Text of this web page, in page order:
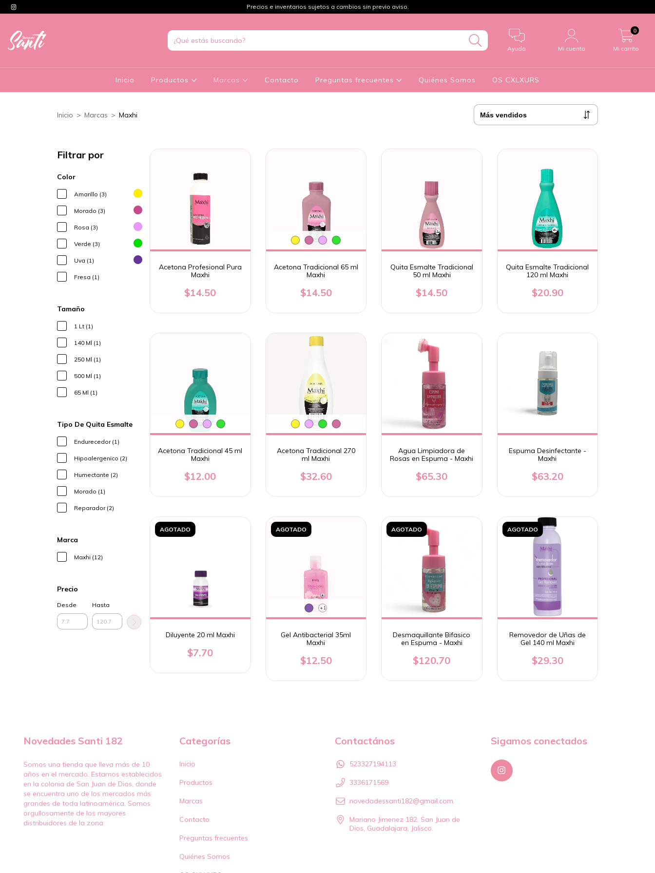
Precios e inventarios sujetos a cambios sin previo aviso.
Ayuda Mi cuenta Mi carrito
0
Inicio Productos Marcas Contacto Preguntas frecuentes Quiénes Somos OS CXLXURS
Inicio > Marcas > Maxhi
Filtrar por
Color
Amarillo (3)
Morado (3)
Rosa (3)
Verde (3)
Uva (1)
Fresa (1)
Tamaño
1 Lt (1)
140 Ml (1)
250 Ml (1)
500 Ml (1)
65 Ml (1)
Tipo De Quita Esmalte
Endurecedor (1)
Hipoalergenico (2)
Humectante (2)
Morado (1)
Reparador (2)
Marca
Maxhi (12)
Precio
Desde Hasta
Acetona Profesional Pura
Maxhi
$14.50
Acetona Tradicional 65 ml
Maxhi
$14.50
Quita Esmalte Tradicional
50 ml Maxhi
$14.50
Quita Esmalte Tradicional
120 ml Maxhi
$20.90
Acetona Tradicional 45 ml
Maxhi
$12.00
Acetona Tradicional 270
ml Maxhi
$32.60
Agua Limpiadora de
Rosas en Espuma - Maxhi
$65.30
Espuma Desinfectante -
Maxhi
$63.20
AGOTADO
Diluyente 20 ml Maxhi
$7.70
AGOTADO
+1
Gel Antibacterial 35ml
Maxhi
$12.50
AGOTADO
Desmaquillante Bifasico
en Espuma - Maxhi
$120.70
AGOTADO
Removedor de Uñas de
Gel 140 ml Maxhi
$29.30
Novedades Santi 182
Somos una tienda que lleva más de 10
años en el mercado. Estamos establecidos
en la colonia de San Juan de Dios, donde
se encuentra uno de los mercados más
grandes de toda latinoamérica. Somos
orgullosamente de los mayores
distribuidores de la zona
Categorías
Inicio
Productos
Marcas
Contacto
Preguntas frecuentes
Quiénes Somos
Contactános
523327194113
3336171569
novedadessanti182@gmail.com
Mariano Jimenez 182, San Juan de
Dios, Guadalajara, Jalisco.
Sigamos conectados